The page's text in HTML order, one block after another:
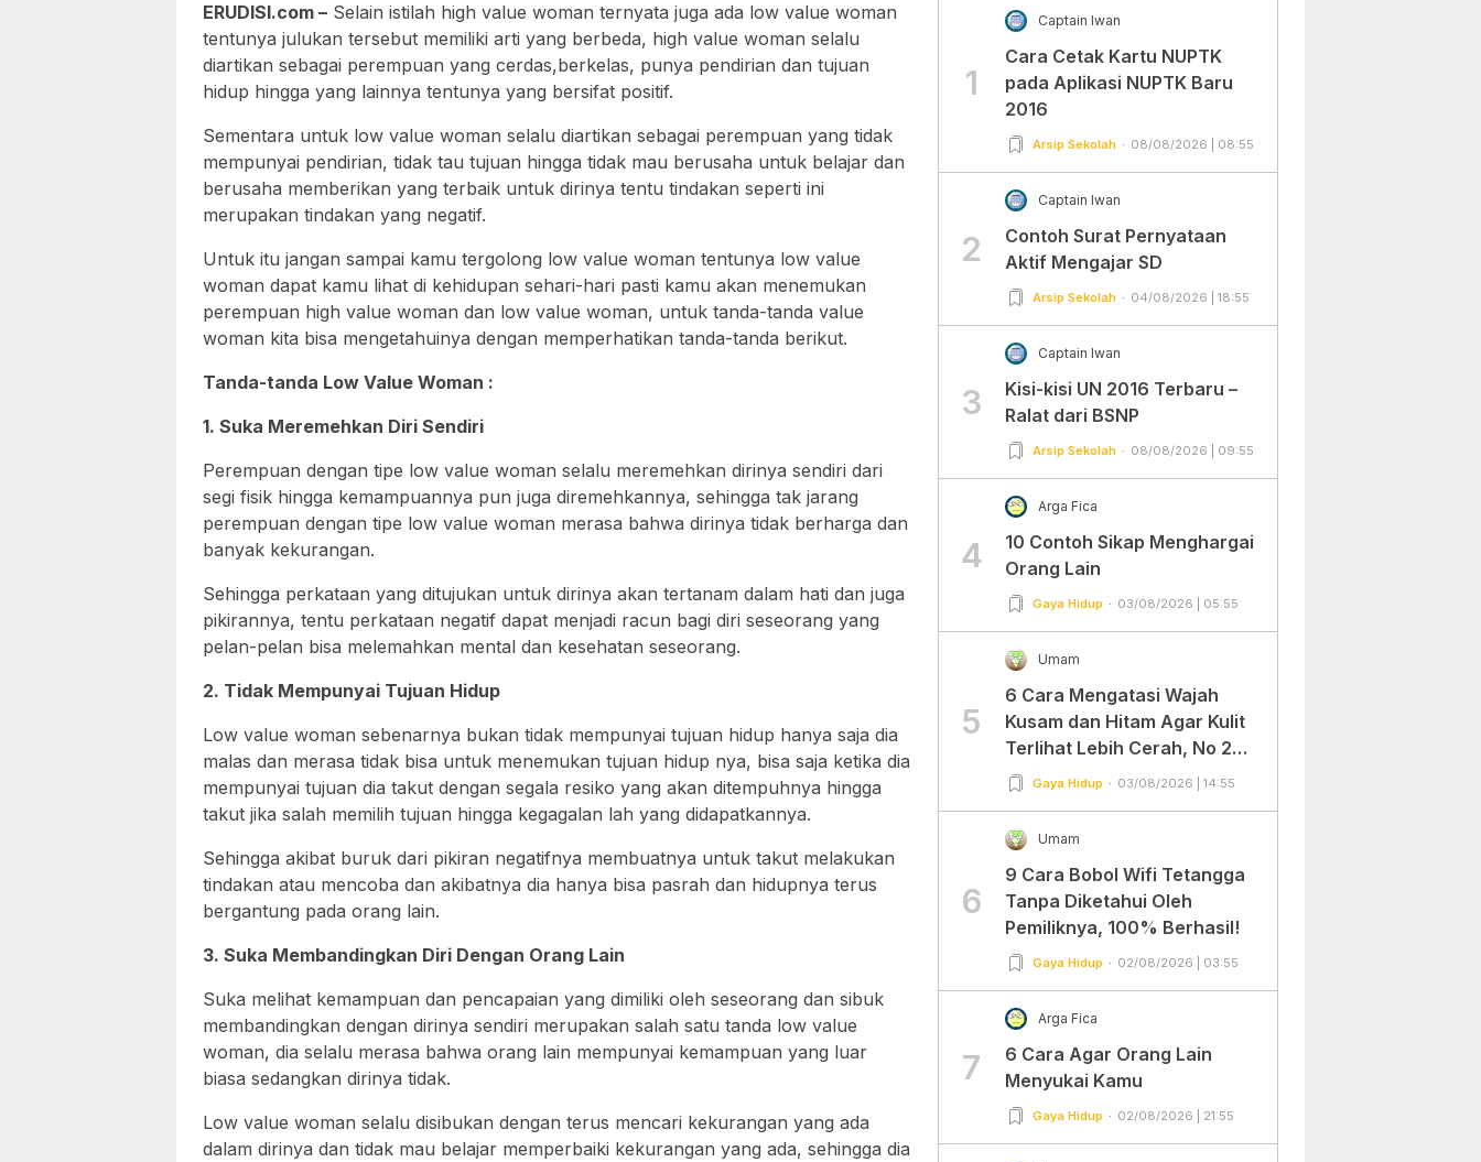
ERUDISI.com – Selain istilah high value woman ternyata juga ada low value woman
tentunya julukan tersebut memiliki arti yang berbeda, high value woman selalu
diartikan sebagai perempuan yang cerdas,berkelas, punya pendirian dan tujuan
hidup hingga yang lainnya tentunya yang bersifat positif.
Sementara untuk low value woman selalu diartikan sebagai perempuan yang tidak
mempunyai pendirian, tidak tau tujuan hingga tidak mau berusaha untuk belajar dan
berusaha memberikan yang terbaik untuk dirinya tentu tindakan seperti ini
merupakan tindakan yang negatif.
Untuk itu jangan sampai kamu tergolong low value woman tentunya low value
woman dapat kamu lihat di kehidupan sehari-hari pasti kamu akan menemukan
perempuan high value woman dan low value woman, untuk tanda-tanda value
woman kita bisa mengetahuinya dengan memperhatikan tanda-tanda berikut.
Tanda-tanda Low Value Woman :
1. Suka Meremehkan Diri Sendiri
Perempuan dengan tipe low value woman selalu meremehkan dirinya sendiri dari
segi fisik hingga kemampuannya pun juga diremehkannya, sehingga tak jarang
perempuan dengan tipe low value woman merasa bahwa dirinya tidak berharga dan
banyak kekurangan.
Sehingga perkataan yang ditujukan untuk dirinya akan tertanam dalam hati dan juga
pikirannya, tentu perkataan negatif dapat menjadi racun bagi diri seseorang yang
pelan-pelan bisa melemahkan mental dan kesehatan seseorang.
2. Tidak Mempunyai Tujuan Hidup
Low value woman sebenarnya bukan tidak mempunyai tujuan hidup hanya saja dia
malas dan merasa tidak bisa untuk menemukan tujuan hidup nya, bisa saja ketika dia
mempunyai tujuan dia takut dengan segala resiko yang akan ditempuhnya hingga
takut jika salah memilih tujuan hingga kegagalan lah yang didapatkannya.
Sehingga akibat buruk dari pikiran negatifnya membuatnya untuk takut melakukan
tindakan atau mencoba dan akibatnya dia hanya bisa pasrah dan hidupnya terus
bergantung pada orang lain.
3. Suka Membandingkan Diri Dengan Orang Lain
Suka melihat kemampuan dan pencapaian yang dimiliki oleh seseorang dan sibuk
membandingkan dengan dirinya sendiri merupakan salah satu tanda low value
woman, dia selalu merasa bahwa orang lain mempunyai kemampuan yang luar
biasa sedangkan dirinya tidak.
Low value woman selalu disibukan dengan terus mencari kekurangan yang ada
dalam dirinya dan tidak mau belajar memperbaiki kekurangan yang ada, sehingga dia
1
Captain Iwan
Cara Cetak Kartu NUPTK
pada Aplikasi NUPTK Baru
2016
Arsip Sekolah 08/08/2026 | 08:55
2
Captain Iwan
Contoh Surat Pernyataan
Aktif Mengajar SD
Arsip Sekolah 04/08/2026 | 18:55
3
Captain Iwan
Kisi-kisi UN 2016 Terbaru –
Ralat dari BSNP
Arsip Sekolah 08/08/2026 | 09:55
4
Arga Fica
10 Contoh Sikap Menghargai
Orang Lain
Gaya Hidup 03/08/2026 | 05:55
5
Umam
6 Cara Mengatasi Wajah
Kusam dan Hitam Agar Kulit
Terlihat Lebih Cerah, No 2
Gampang Banget dan Mudah
Gaya Hidup 03/08/2026 | 14:55
6
Umam
9 Cara Bobol Wifi Tetangga
Tanpa Diketahui Oleh
Pemiliknya, 100% Berhasil!
Gaya Hidup 02/08/2026 | 03:55
7
Arga Fica
6 Cara Agar Orang Lain
Menyukai Kamu
Gaya Hidup 02/08/2026 | 21:55